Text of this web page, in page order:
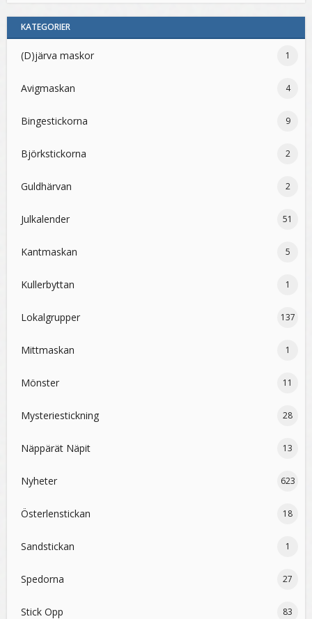
KATEGORIER
(D)järva maskor 1
Avigmaskan 4
Bingestickorna 9
Björkstickorna 2
Guldhärvan 2
Julkalender 51
Kantmaskan 5
Kullerbyttan 1
Lokalgrupper 137
Mittmaskan 1
Mönster 11
Mysteriestickning 28
Näppärät Näpit 13
Nyheter 623
Österlenstickan 18
Sandstickan 1
Spedorna 27
Stick Opp 83